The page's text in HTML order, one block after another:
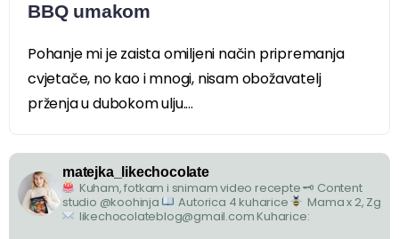
BBQ umakom
Pohanje mi je zaista omiljeni način pripremanja
cvjetače, no kao i mnogi, nisam obožavatelj
prženja u dubokom ulju....
matejka_likechocolate
Kuham, fotkam i snimam video recepte🗝 Content
studio @koohinja
Autorica 4 kuharice
Mama x 2, Zg
likechocolateblog@gmail.com Kuharice: